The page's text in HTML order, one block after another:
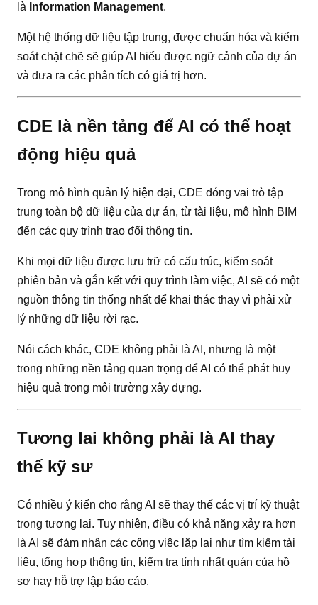
là Information Management.
Một hệ thống dữ liệu tập trung, được chuẩn hóa và kiểm
soát chặt chẽ sẽ giúp AI hiểu được ngữ cảnh của dự án
và đưa ra các phân tích có giá trị hơn.
CDE là nền tảng để AI có thể hoạt
động hiệu quả
Trong mô hình quản lý hiện đại, CDE đóng vai trò tập
trung toàn bộ dữ liệu của dự án, từ tài liệu, mô hình BIM
đến các quy trình trao đổi thông tin.
Khi mọi dữ liệu được lưu trữ có cấu trúc, kiểm soát
phiên bản và gắn kết với quy trình làm việc, AI sẽ có một
nguồn thông tin thống nhất để khai thác thay vì phải xử
lý những dữ liệu rời rạc.
Nói cách khác, CDE không phải là AI, nhưng là một
trong những nền tảng quan trọng để AI có thể phát huy
hiệu quả trong môi trường xây dựng.
Tương lai không phải là AI thay
thế kỹ sư
Có nhiều ý kiến cho rằng AI sẽ thay thế các vị trí kỹ thuật
trong tương lai. Tuy nhiên, điều có khả năng xảy ra hơn
là AI sẽ đảm nhận các công việc lặp lại như tìm kiếm tài
liệu, tổng hợp thông tin, kiểm tra tính nhất quán của hồ
sơ hay hỗ trợ lập báo cáo.